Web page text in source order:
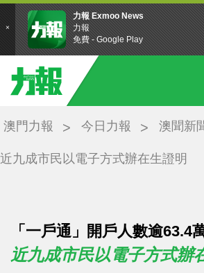
澳門力報 今日力報 澳聞新
近九成市民以電子方式辦在生證明
「一戶通」開戶人數逾63.4
近九成市民以電子方式辦